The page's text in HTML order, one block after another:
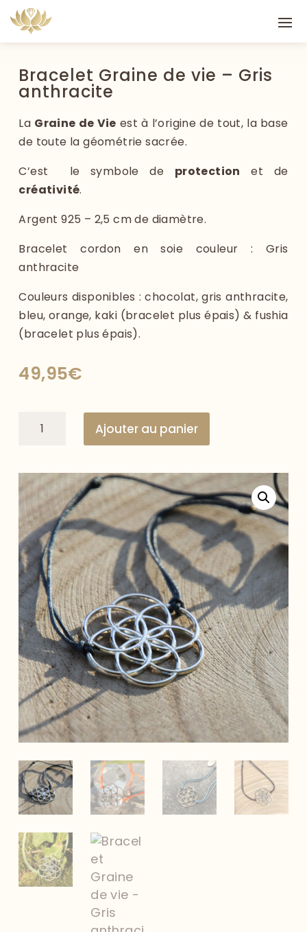
Bracelet Graine de vie – Gris
anthracite
La Graine de Vie est à l’origine de tout, la base
de toute la géométrie sacrée.
C’est le symbole de protection et de
créativité.
Argent 925 – 2,5 cm de diamètre.
Bracelet cordon en soie couleur : Gris
anthracite
Couleurs disponibles : chocolat, gris anthracite,
bleu, orange, kaki (bracelet plus épais) & fushia
(bracelet plus épais).
49,95€
quantité
Graine
de
vie
-
Gris
anthracite
Ajouter au panier